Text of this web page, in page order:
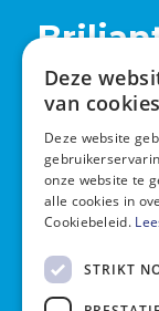
+32 15 420
Deze
van
Deze website
onze website te
alle cookies in
Cookiebeleid.
STRIKT